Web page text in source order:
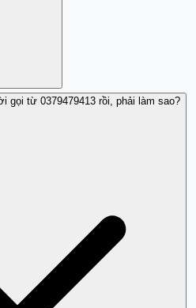
người gọi sử dụng lời đe dọa
gọi từ 0379479413 rồi, phải làm sao?